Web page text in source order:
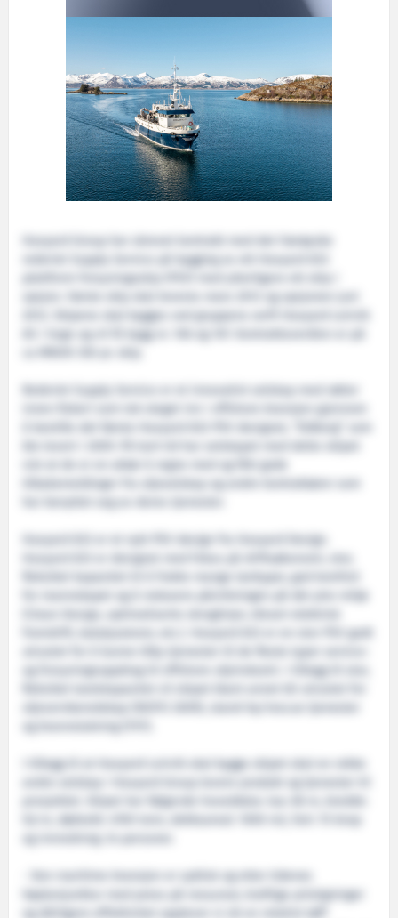
Havyard Group har skrevet kontrakt med det Færøyske
rederiet Supply Service på bygging av ett Havyard 833
plattform forsyningsskip (PSV) med ytterligere ett skip i
opsjon. Første skip skal leveres mars 2012 og opsjonen juni
2012. Skipene skal bygges ved gruppens verft Havyard Leirvik
AS i Sogn og vil få bygg nr. 106 og 107. Kontraktsverdien er på
ca MNOK 350 pr. skip.
Rederiet Supply Service er et innovativt selskap med røtter
innen fiskeri som tok steget inn i offshore bransjen gjennom
å bestille det første Havyard 832 PSV designet, ”Eldborg” som
ble levert i 2009. På kort tid har selskapet med dette skipet
vist at de er en aktør å regne med og fått gode
tilbakemeldinger fra oljeselskap og andre kontraktører som
Havyard 833 er et nytt PSV design fra Havyard Design.
Havyard 833 er designet med fokus på driftsøkonomi, stor,
fleksibel kapasitet til å frakte mange lasttyper, god komfort
for mannskapet og å redusere påvirkningen på det ytre miljø
(Clean Design, optimaliserte skroglinjer, diesel-elektrisk
framdrift, katalysatorer, etc.). Havyard 833 er en stor PSV godt
utrustet for å kunne tilby tjenester til de fleste typer service-
og forsyningsoppdrag til offshore oljeindustri. I tillegg til stor,
oljevernberedskap (NOFO 2009), stand-by/rescue tjenester
I tillegg til at Havyard Leirvik skal bygge skipet skal en rekke
andre selskap i Havyard Group levere produkt og tjenester til
prosjektet. Skipet har følgende hoveddata: loa: 86 m, bredde:
- Den maritime bransjen er syklisk og etter tidenes
høykonjunktur med press på ressurser, kraftige pristigninger
og dårligere effektivitet opplever vi nå en relativt tøff